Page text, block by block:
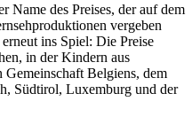
Name des Preises, der auf dem
vergeben
ins Spiel: Die Preise
in der Kindern aus
Gemeinschaft Belgiens, dem
Südtirol, Luxemburg und der